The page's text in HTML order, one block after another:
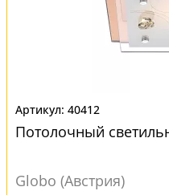
40412
Потолочный
Globo (Австрия)